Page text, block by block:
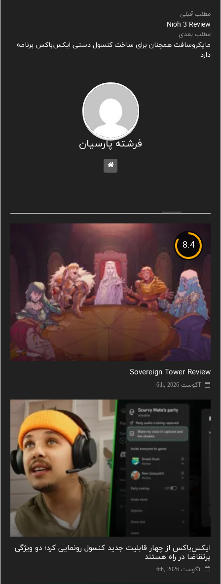
مطلب قبلی
Nioh 3 Review
مطلب بعدی
مایکروسافت همچنان برای ساخت کنسول دستی ایکس‌باکس برنامه
دارد
فرشته پارسیان
8.4
Sovereign Tower Review
آگوست 6th, 2026
ایکس‌باکس از چهار قابلیت جدید کنسول رونمایی کرد؛ دو ویژگی
پرتقاضا در راه هستند
آگوست 6th, 2026